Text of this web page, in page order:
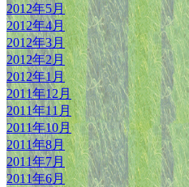
2012年5月
2012年4月
2012年3月
2012年2月
2012年1月
2011年12月
2011年11月
2011年10月
2011年8月
2011年7月
2011年6月